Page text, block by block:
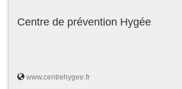
Centre de prévention Hygée
www.centrehygee.fr